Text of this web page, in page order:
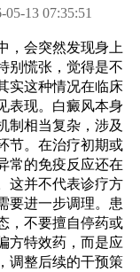
13 07:35:51
，会突然发现身上
别慌张，觉得是不
实这种情况在临床
表现。白癜风本身
制相当复杂，涉及
节。在治疗初期或
常的免疫反应还在
这并不代表诊疗方
要进一步调理。患
，不要擅自停药或
方特效药，而是应
调整后续的干预策